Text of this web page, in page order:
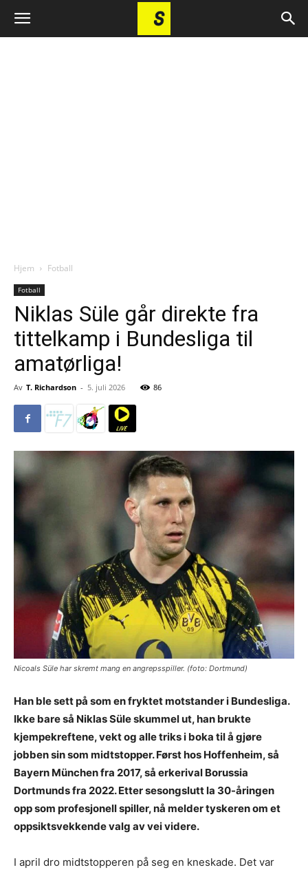
Hjem Fotball
Fotball
Niklas Süle går direkte fra
tittelkamp i Bundesliga til
amatørliga!
Av T. Richardson - 5. juli 2026 86
Nicoals Süle har skremt mang en angrepsspiller. (foto: Dortmund)
Han ble sett på som en fryktet motstander i Bundesliga.
Ikke bare så Niklas Süle skummel ut, han brukte
kjempekreftene, vekt og alle triks i boka til å gjøre
jobben sin som midtstopper. Først hos Hoffenheim, så
Bayern München fra 2017, så erkerival Borussia
Dortmunds fra 2022. Etter sesongslutt la 30-åringen
opp som profesjonell spiller, nå melder tyskeren om et
oppsiktsvekkende valg av vei videre.
I april dro midtstopperen på seg en kneskade. Det var